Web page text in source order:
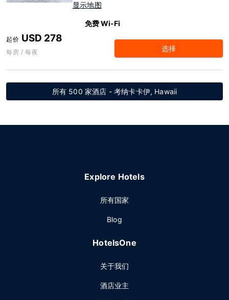
显示地图
免费 Wi-Fi
起价 USD 278
每房 / 每夜 选择
所有 500 家酒店 - 考纳卡卡伊, Hawaii
Explore Hotels
所有国家
Blog
HotelsOne
关于我们
酒店业主